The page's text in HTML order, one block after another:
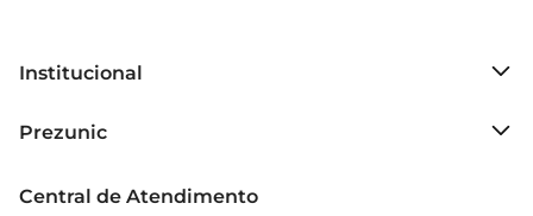
Institucional
Grupo Cencosud
Política de Privacidade
Prezunic
Código de Ética
Central de Atendimento